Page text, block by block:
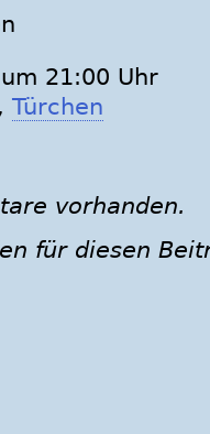
21:00 Uhr
, Türchen
vorhanden.
für diesen